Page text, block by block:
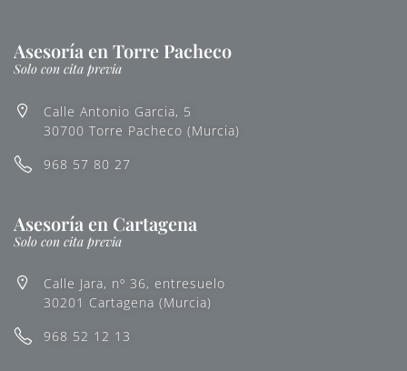
Asesoría en Torre Pacheco
Solo con cita previa
Calle Antonio Garcia, 5
30700 Torre Pacheco (Murcia)
968 57 80 27
Asesoría en Cartagena
Solo con cita previa
Calle Jara, nº 36, entresuelo
30201 Cartagena (Murcia)
968 52 12 13